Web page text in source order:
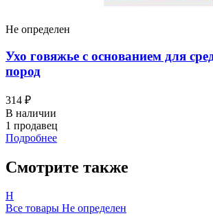
Не определен
Ухо говяжье с основанием для
пород
314 ₽
В наличии
1 продавец
Подробнее
Смотрите также
Н
Все товары Не определен